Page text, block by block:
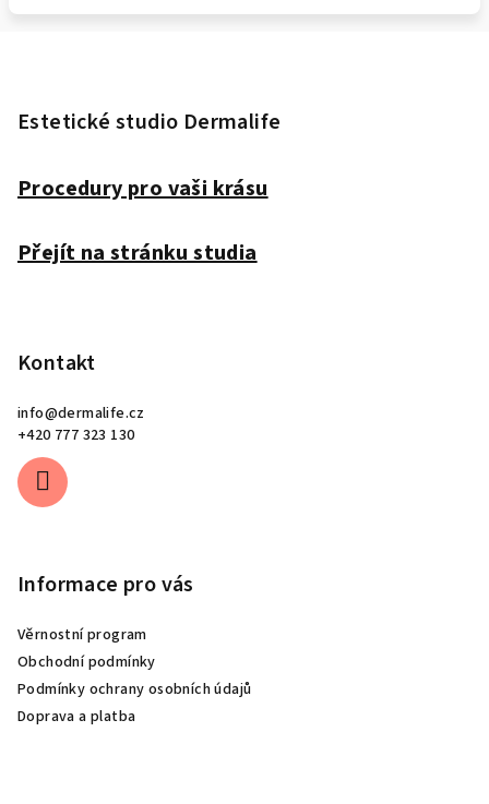
Estetické studio Dermalife
Procedury pro vaši krásu
Přejít na stránku studia
Kontakt
info@dermalife.cz
+420 777 323 130
Informace pro vás
Věrnostní program
Obchodní podmínky
Podmínky ochrany osobních údajů
Doprava a platba